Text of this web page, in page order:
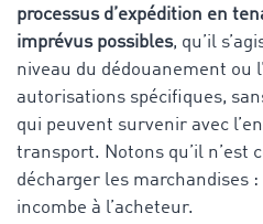
processus d’expédition en
imprévus possibles, qu’il
niveau du dédouanement ou
autorisations spécifiques,
qui peuvent survenir avec
transport. Notons qu’il n’est
décharger les marchandises
incombe à l’acheteur.